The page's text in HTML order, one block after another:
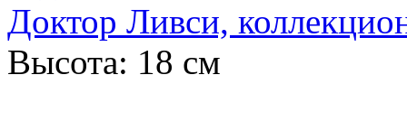
Доктор Ливси,
Высота: 18 см